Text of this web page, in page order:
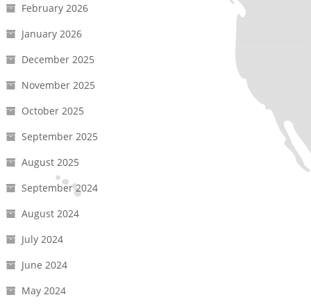
February 2026
January 2026
December 2025
November 2025
October 2025
September 2025
August 2025
September 2024
August 2024
July 2024
June 2024
May 2024